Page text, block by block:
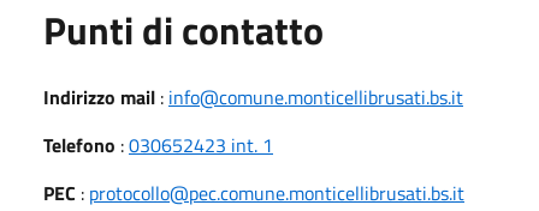
Punti di contatto
Indirizzo mail : info@comune.monticellibrusati.bs.it
Telefono :030652423 int. 1
PEC : protocollo@pec.comune.monticellibrusati.bs.it